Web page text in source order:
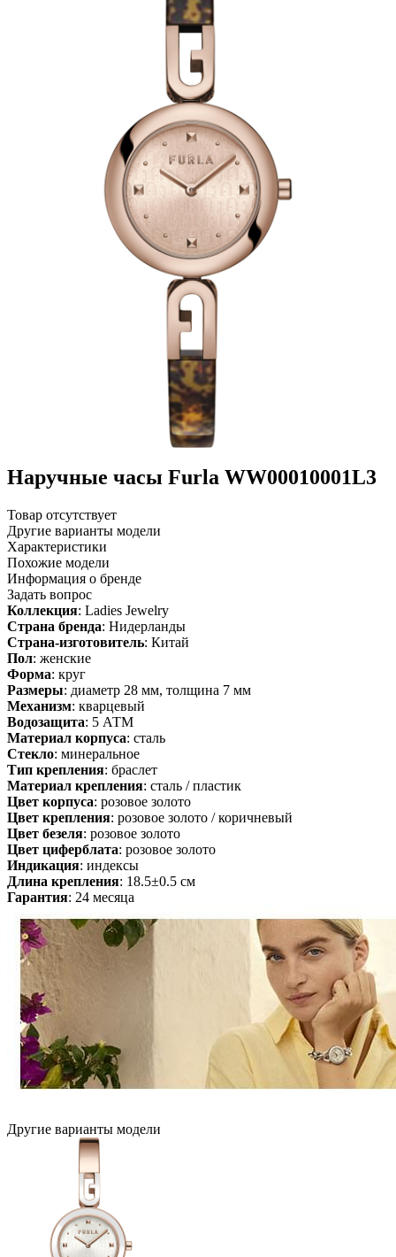
Наручные часы Furla WW00010001L3
Товар отсутствует
Другие варианты модели
Характеристики
Похожие модели
Информация о бренде
Задать вопрос
Коллекция: Ladies Jewelry
Страна бренда: Нидерланды
Страна-изготовитель: Китай
Пол: женские
Форма: круг
Размеры: диаметр 28 мм, толщина 7 мм
Механизм: кварцевый
Водозащита: 5 АТМ
Материал корпуса: сталь
Стекло: минеральное
Тип крепления: браслет
Материал крепления: сталь / пластик
Цвет корпуса: розовое золото
Цвет крепления: розовое золото / коричневый
Цвет безеля: розовое золото
Цвет циферблата: розовое золото
Индикация: индексы
Длина крепления: 18.5±0.5 см
Гарантия: 24 месяца
Другие варианты модели